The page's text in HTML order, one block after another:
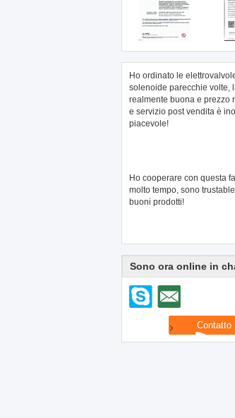
Ho ordinato le
solenoide parecchie volte,
realmente buona e prezzo
e servizio post vendita è
piacevole!
Ho cooperare con questa
molto tempo, sono
buoni prodotti!
Sono ora online in